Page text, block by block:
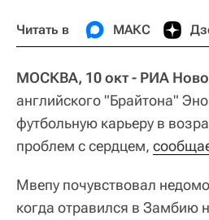
Читать в МАКС
МОСКВА, 10 окт - РИА
английского "Брайтона"
футбольную карьеру в
проблем с сердцем,
Мвепу почувствовал
когда отравился в Замбию